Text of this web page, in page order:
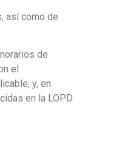
así como de
de
el
y, en
en la LOPD